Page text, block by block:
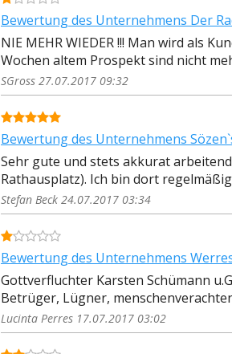
Bewertung des Unternehmens Der
NIE MEHR WIEDER !!! Man wird als
Wochen altem Prospekt sind nicht
SGross 27.07.2017 09:32
Bewertung des Unternehmens
Sehr gute und stets akkurat
Rathausplatz). Ich bin dort
Stefan Beck 24.07.2017 03:34
Bewertung des Unternehmens
Gottverfluchter Karsten Schümann
Betrüger, Lügner,
Lucinta Perres 17.07.2017 03:02